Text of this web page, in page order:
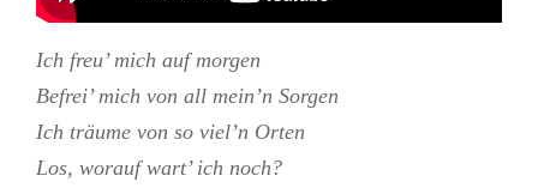
Ich freu’ mich auf morgen
Befrei’ mich von all mein’n Sorgen
Ich träume von so viel’n Orten
Los, worauf wart’ ich noch?